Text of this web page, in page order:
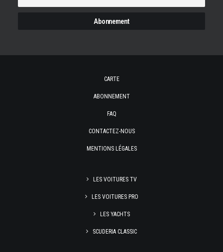
CARTE
ABONNEMENT
FAQ
CONTACTEZ-NOUS
MENTIONS LÉGALES
LES VOITURES TV
LES VOITURES PRO
LES YACHTS
SCUDERIA CLASSIC